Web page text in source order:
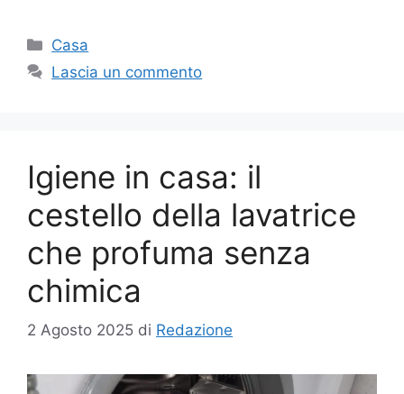
Categorie
Casa
Lascia un commento
Igiene in casa: il
cestello della lavatrice
che profuma senza
chimica
2 Agosto 2025 di Redazione